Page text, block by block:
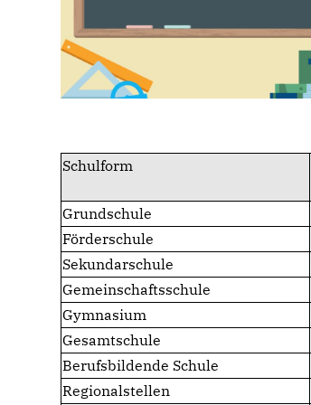
Schulform
Grundschule
Förderschule
Sekundarschule
Gemeinschaftsschule
Gymnasium
Gesamtschule
Berufsbildende Schule
Regionalstellen